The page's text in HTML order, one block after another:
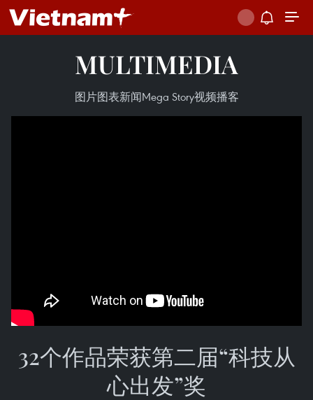
MULTIMEDIA
图片图表新闻Mega Story视频播客
32个作品荣获第二届“科技从
心出发”奖